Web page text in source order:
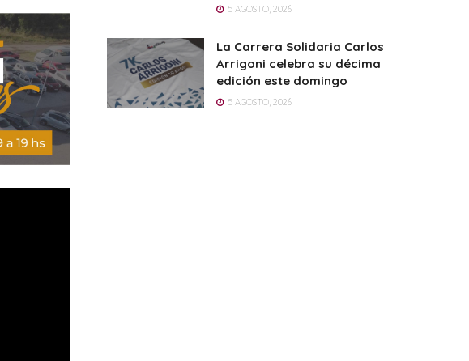
5 AGOSTO, 2026
La Carrera Solidaria Carlos
Arrigoni celebra su décima
edición este domingo
5 AGOSTO, 2026